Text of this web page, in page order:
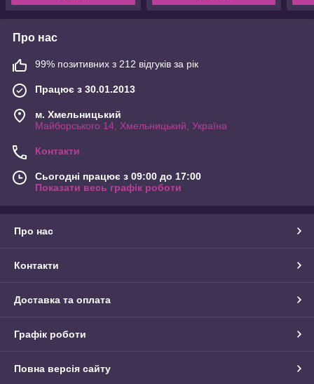
Про нас
99% позитивних з 212 відгуків за рік
Працює з 30.01.2013
м. Хмельницький
Майборського 14, Хмельницький, Україна
Контакти
Сьогодні працює з 09:00 до 17:00
Показати весь графік роботи
Про нас
Контакти
Доставка та оплата
Графік роботи
Повна версія сайту